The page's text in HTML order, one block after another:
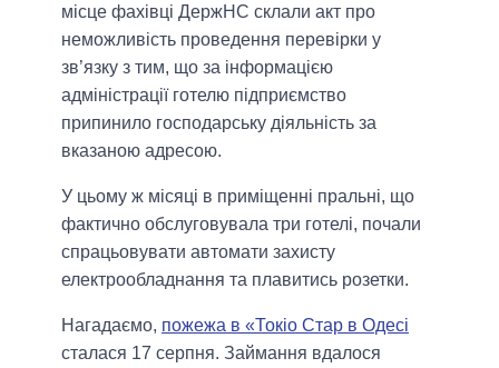
місце фахівці ДержНС склали акт про
неможливість проведення перевірки у
зв’язку з тим, що за інформацією
адміністрації готелю підприємство
припинило господарську діяльність за
вказаною адресою.
У цьому ж місяці в приміщенні пральні, що
фактично обслуговувала три готелі, почали
спрацьовувати автомати захисту
електрообладнання та плавитись розетки.
Нагадаємо, пожежа в «Токіо Стар в Одесі
сталася 17 серпня. Займання вдалося